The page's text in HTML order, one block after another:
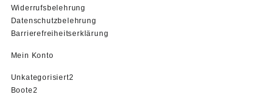
Widerrufsbelehrung
Datenschutzbelehrung
Barrierefreiheitserklärung
Mein Konto
Unkategorisiert2
Boote2